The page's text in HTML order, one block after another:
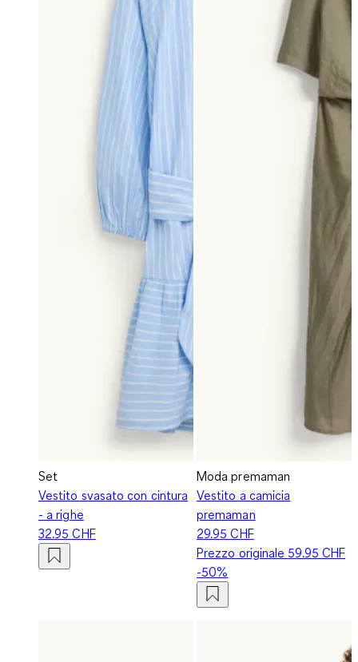
Set
Vestito svasato con cintura
- a righe
32.95 CHF
Moda premaman
Vestito a camicia
premaman
29.95 CHF
Prezzo originale 59.95 CHF
-50%